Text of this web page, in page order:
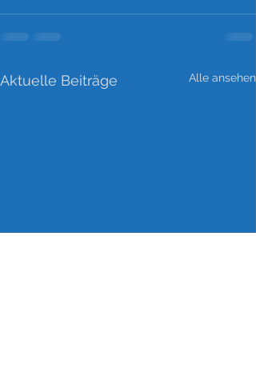
Aktuelle Beiträge Alle ansehen